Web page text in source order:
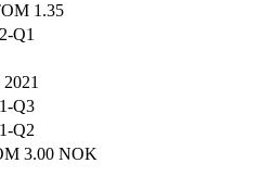
1.35
Q1
Q3
Q2
3.00 NOK